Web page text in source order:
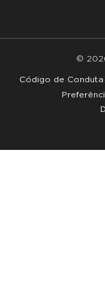
©
Código de